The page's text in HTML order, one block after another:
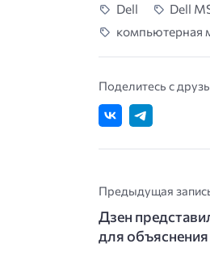
Dell Dell
компьютерная
Поделитесь с
Предыдущая
Дзен
для